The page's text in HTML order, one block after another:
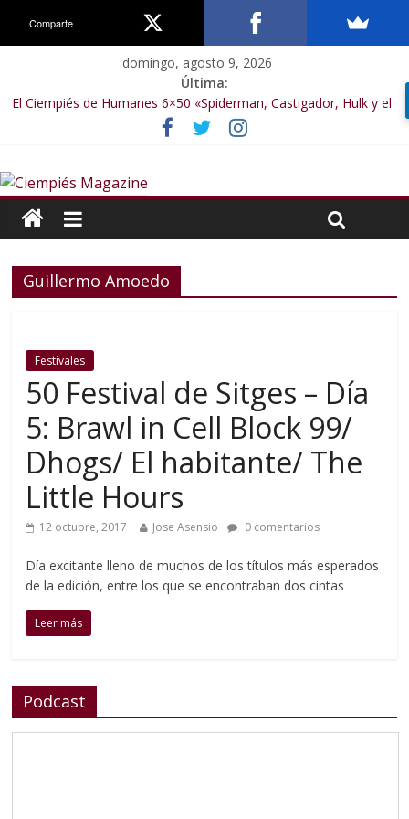
domingo, agosto 9, 2026
Última:
El Ciempiés de Humanes 6×50 «Spiderman, Castigador, Hulk y el
final de la sexta temporada»
El Ciempiés de Humanes 6×49 «Kiritaaaaa»
El Ciempiés de Humanes 6×47 «De nada por nada»
El Ciempiés de Humanes 6×46 «Ciudadano Minion»
Guillermo Amoedo
Festivales
50 Festival de Sitges – Día
5: Brawl in Cell Block 99/
Dhogs/ El habitante/ The
Little Hours
12 octubre, 2017 Jose Asensio 0 comentarios
Día excitante lleno de muchos de los títulos más esperados
de la edición, entre los que se encontraban dos cintas
Leer más
Podcast
Comparte